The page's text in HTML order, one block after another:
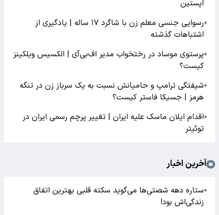
اپستین
●
رسوایی جنسی معلم زن با شاگرد ۱۷ ساله | یادگیری از
اشتباهات گذشته
●پرستوی موساد در رختخواب مدیر اف‌بی‌آی | الکسیس ویلکینز
کیست؟
●شیفتگی ترامپ و حامیانش نسبت به یک سرباز زن در تنگه
هرمز | جسیکا فاستر کیست؟
●اقدام ایلان ماسک علیه ایران | تغییر پرچم رسمی ایران در
توئیتر
آخرین اخبار
●ستاره دهه شصتی‌ها می‌گوید سکته قلبی بهترین اتفاق
زندگی‌اش بود!